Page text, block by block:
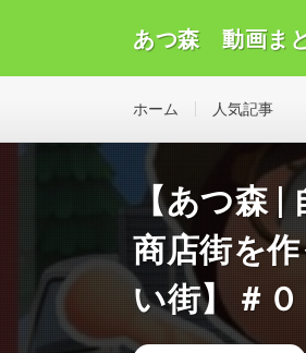
あつ森 動画ま
ホーム 人気記事
【あつ森 |
商店街を
い街】＃０